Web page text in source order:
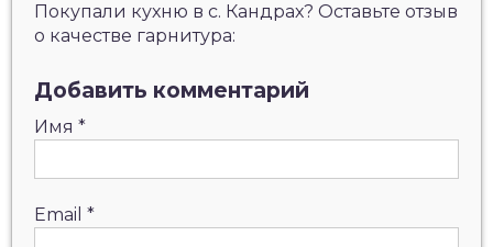
Покупали кухню в с. Кандрах? Оставьте отзыв
о качестве гарнитура:
Добавить комментарий
Имя *
Email *